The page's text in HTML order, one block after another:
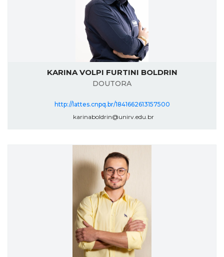
KARINA VOLPI FURTINI BOLDRIN
DOUTORA
http://lattes.cnpq.br/1841662613157500
karinaboldrin@unirv.edu.br